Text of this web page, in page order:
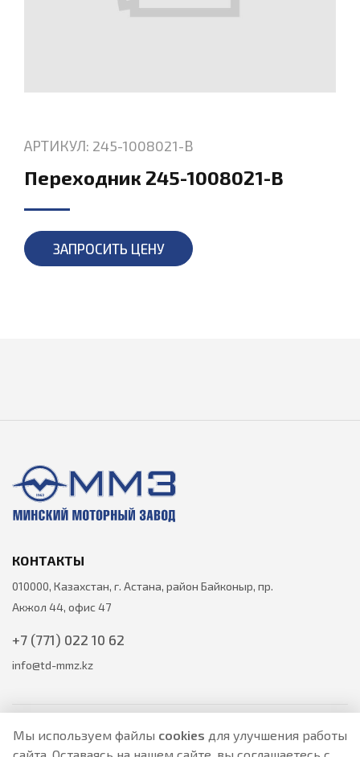
АРТИКУЛ: 245-1008021-В
Переходник 245-1008021-В
ЗАПРОСИТЬ ЦЕНУ
Мы используем файлы cookies для улучшения работы
КОНТАКТЫ
010000, Казахстан, г. Астана, район Байконыр, пр.
Акжол 44, офис 47
+7 (771) 022 10 62
info@td-mmz.kz